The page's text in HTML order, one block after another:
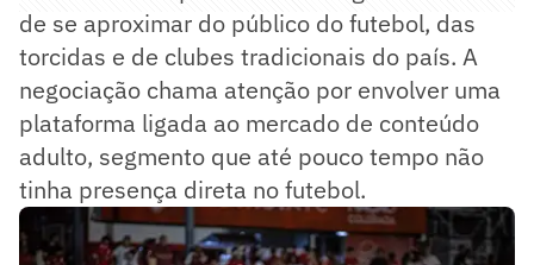
de se aproximar do público do futebol, das
torcidas e de clubes tradicionais do país. A
negociação chama atenção por envolver uma
plataforma ligada ao mercado de conteúdo
adulto, segmento que até pouco tempo não
tinha presença direta no futebol.